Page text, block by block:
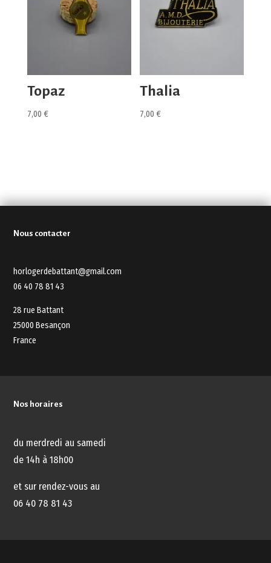
Topaz
7,00 €
Thalia
7,00€
Nous contacter
horlogerdebattant@gmail.com
06 40 78 81 43
28 rue Battant
25000 Besançon
France
Nos horaires
du merdredi au samedi
de 14h à 18h00
et sur rendez-vous au
06 40 78 81 43